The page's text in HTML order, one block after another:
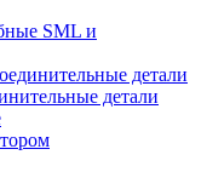
SML и
детали
детали